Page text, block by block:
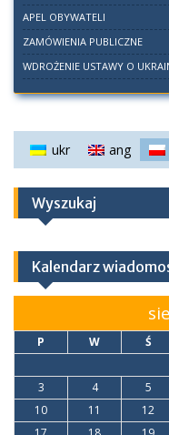
APEL OBYWATELI
ZAMÓWIENIA PUBLICZNE
WDROŻENIE USTAWY O
ukr ang
Wyszukaj
Kalendarz
P W Ś
3
4 5
10
11 12